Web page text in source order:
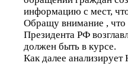
информацию с мест,
Обращу внимание , что
Президента РФ
должен быть в курсе.
Как далее